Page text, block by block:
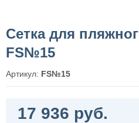
Сетка для
FS№15
Артикул: FS№15
17 936 руб.